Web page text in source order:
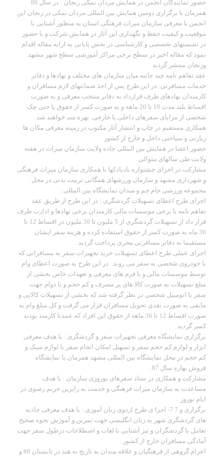
حضور نمایندگان انجمن در همایش مردان نمکی زنجان : در سال 86
همزمان با برگزاری دومین همایش بین المللی مردان نمکی در زنجان این
انجمن با معرفی سازمان میراث فرهنگی استان به منظور آشنایی با
موقعیت و کیفیت حفظ و نگهداری این آثار در همایش شرکت و با حضور
در نشستهای تخصصی و کارشناسی در بخش پایانی به ارایه مقاله اقدام
نمود که مقاله اخیر در سطح برخی مراکز آموزشی سطح شهر مشهد
وزنجان منتشر گردید .
عقد تفاهم نامه چند جانبه میان سازمان های مختلف و نهادها و دفاتر
خدمات مسافرتی: در این طرح پس از اخذ ضمانتهای لازم مسافران و
کارمندان نهادهای طرف قرارداد به دفاتر منتخب معرفی و به صورت
اقساط بلند مدت 10 تا 20 ماهه و به صورت کسر از حقوق یا حتی چک
شخصی از مزایای سفرهای داخلی یا خارجی بهره مند خواهند شد .
همکاری مستقیم در چاپ و انتشار آثار مکتوب در زمینه معرفی مکان ها
زیارتی و سیاحتی داخل و خارج از کشور
حضور اعضا در همایش بین المللی جاده ولایت سازمان میراث در هفته
ولایت طی سالهای متوالی .
مشارکت در اجرای جشنواره بادبادکها با همکاری سازمان میراث فرهنگی
و شهرداری مشهد و سازمان ورزشهای همگانی تربیت بدنی در محل
مجموعه ورزشی جام جم و میدان نمایشگاه بین المللی .
اجرای طرح اعطای تسهیلات گردشگری : در این طرح از طریق عقد
تفاهم نامه با برخی موسسات مالی کارمندان برخی نهادها و ادارت طرف
قرار داد از تسهیلات گردشگری از 5 ملیون تا 30 ملیون در اقساط 12 تا
36 ماه به صورت کسر از حقوق استفاده کرده و هزینه سفر ایشان
مستقیما به دفاتر مسافرتی مجری پرداخت گردید .
اجرای عملی طرح اعطای تسهیلات خرید تجهیزات سفر به مسافرانی که
با خودروی شخصی به سفر می روند . در این طرح به صورت اعطای وام
توسط موسسات مالی و با فرم های معرفی و تعهدات خاص بخشی از
مبلغ تسهیلات به صورت کالا های پر مصرف و کم حجم و با دوام جهت
سفر با اتومبیل شخصی در نظر گرفته شد که بخشی از تسهیلات کالایی و
مابقی به صورت نقدی تحویل مسافران قرار می گرفت و کل مبلغ وام به
صورت اقساط 12 تا 36 ماهه از حقوق این افراد که عمدتا کارمند بودند
کسر گردید .
برگزاری نمایشگاه معرفی تجهیزات سفر و گردشگری : با هدف معرفی
ابزار و لوازم کم حجم سفر و تسهیل امکان انجام سفر با لوازم سبک و
کم حجم در محل نمایشگاه بین المللی مشهد همزمان با نمایشگاه
فروش بهاره سال 87 .
مشارکت و همکاری در ستاد سفرهای نوروزی سازمان : با هدف
مساعدت به سازمان میراث فرهنگی و خدمت به زایرین حریم رضوی در
ایام نوروز
برگزاری و 7 7- اجرا ی طرح اردوی زبان آموزی : با هدف معرفی جاذبه
های گردشگری شهر به زبان انگلیسی جهت تمرین و آموزش نحوه صحیح
تعامل با گردشگران و نیز آشنایی با لغات و اصطلاحات درطول سفر جهت
آمادگی مسافران خارج از کشور .
اعزام گروهی از فرهنگیان و علاقه مندان به تاریخ به هند در تابستان 88 و